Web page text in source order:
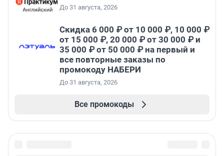
До 31 августа, 2026
Скидка 6 000 ₽ от 10 000 ₽, 10 000 ₽
от 15 000 ₽, 20 000 ₽ от 30 000 ₽ и
35 000 ₽ от 50 000 ₽ на первый и
все повторные заказы по
промокоду НАБЕРИ
До 31 августа, 2026
Все промокоды